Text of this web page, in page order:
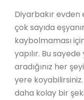
Diyarbakır evden
çok sayıda
kaybolmaması
yapılır. Bu
aradığınız her
yere koyabilirsiniz.
daha kolay bir